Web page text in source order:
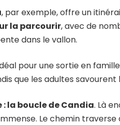
, par exemple, offre un
la parcourir, avec de
dans le vallon.
pour une sortie en
que les adultes savourent
la boucle de Candia. Là
Le chemin